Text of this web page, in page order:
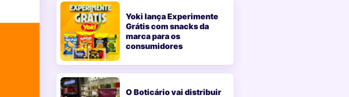
Yoki lança Experimente
Grátis com snacks da
marca para os
consumidores
O Boticário vai distribuir